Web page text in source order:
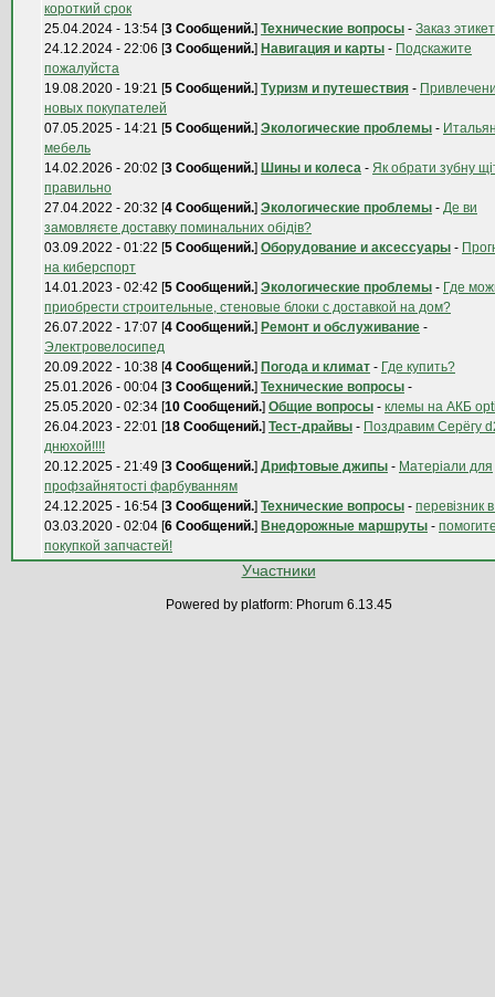
короткий срок
25.04.2024 - 13:54 [3 Сообщений.] Технические вопросы - Заказ
24.12.2024 - 22:06 [3 Сообщений.] Навигация и карты - Подскажите
пожалуйста
19.08.2020 - 19:21 [5 Сообщений.] Туризм и путешествия -
новых покупателей
07.05.2025 - 14:21 [5 Сообщений.] Экологические проблемы -
мебель
14.02.2026 - 20:02 [3 Сообщений.] Шины и колеса - Як обрати зубну
правильно
27.04.2022 - 20:32 [4 Сообщений.] Экологические проблемы - Де ви
замовляєте доставку поминальних обідів?
03.09.2022 - 01:22 [5 Сообщений.] Оборудование и аксессуары -
на киберспорт
14.01.2023 - 02:42 [5 Сообщений.] Экологические проблемы - Где
приобрести строительные, стеновые блоки с доставкой на дом?
26.07.2022 - 17:07 [4 Сообщений.] Ремонт и обслуживание -
Электровелосипед
20.09.2022 - 10:38 [4 Сообщений.] Погода и климат - Где купить?
25.01.2026 - 00:04 [3 Сообщений.] Технические вопросы -
25.05.2020 - 02:34 [10 Сообщений.] Общие вопросы - клемы на АКБ
26.04.2023 - 22:01 [18 Сообщений.] Тест-драйвы - Поздравим Серёгу
днюхой!!!!
20.12.2025 - 21:49 [3 Сообщений.] Дрифтовые джипы - Матеріали для
профзайнятості фарбуванням
24.12.2025 - 16:54 [3 Сообщений.] Технические вопросы - перевізник в
03.03.2020 - 02:04 [6 Сообщений.] Внедорожные маршруты -
покупкой запчастей!
Участники
Powered by platform: Phorum 6.13.45